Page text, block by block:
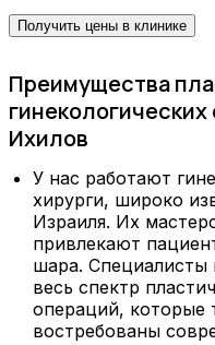
Получить цены в клинике
Преимущества
Ихилов
У нас работают
хирурги, широко
Израиля. Их
привлекают
шара. Специалисты
весь спектр
операций, которые
востребованы